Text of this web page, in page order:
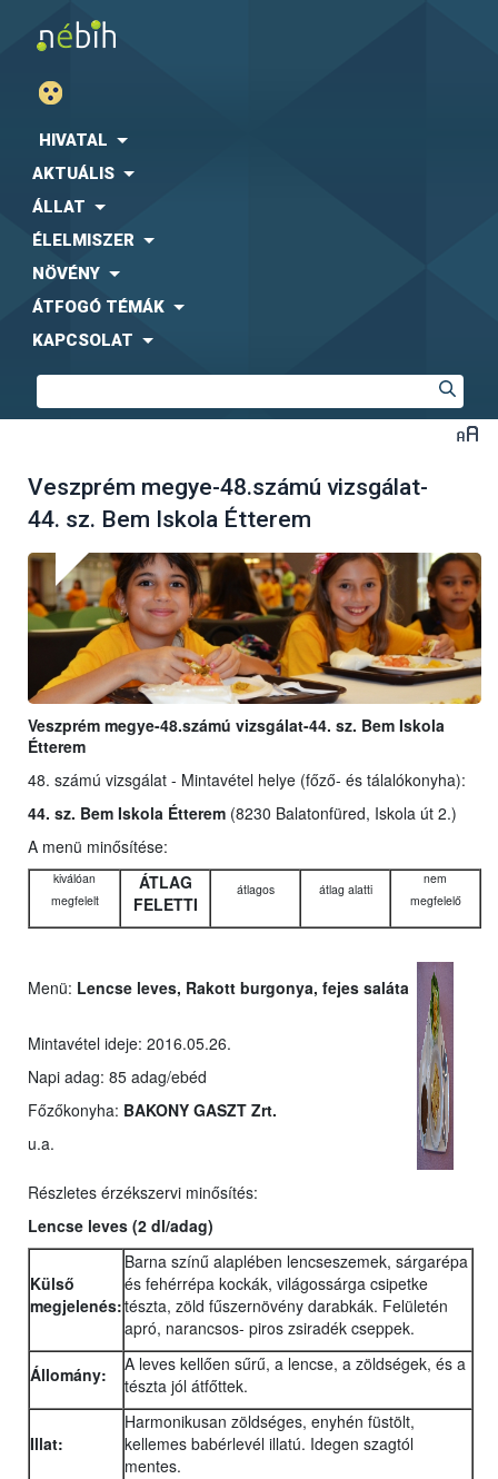
HIVATAL
AKTUÁLIS
ÁLLAT
ÉLELMISZER
NÖVÉNY
ÁTFOGÓ TÉMÁK
KAPCSOLAT
Veszprém megye-48.számú vizsgálat-
44. sz. Bem Iskola Étterem
Veszprém megye-48.számú vizsgálat-44. sz. Bem Iskola
Étterem
48. számú vizsgálat - Mintavétel helye (főző- és tálalókonyha):
44. sz. Bem Iskola Étterem (8230 Balatonfüred, Iskola út 2.)
A menü minősítése:
kiválóan
megfelelt
ÁTLAG
FELETTI
átlagos átlag alatti
nem
megfelelő
Menü: Lencse leves, Rakott burgonya, fejes saláta
Mintavétel ideje: 2016.05.26.
Napi adag: 85 adag/ebéd
Főzőkonyha: BAKONY GASZT Zrt.
u.a.
Részletes érzékszervi minősítés:
Lencse leves (2 dl/adag)
Külső
megjelenés:
Barna színű alaplében lencseszemek, sárgarépa
és fehérrépa kockák, világossárga csipetke
tészta, zöld fűszernövény darabkák. Felületén
apró, narancsos- piros zsiradék cseppek.
Állomány:
A leves kellően sűrű, a lencse, a zöldségek, és a
tészta jól átfőttek.
Illat:
Harmonikusan zöldséges, enyhén füstölt,
kellemes babérlevél illatú. Idegen szagtól
mentes.